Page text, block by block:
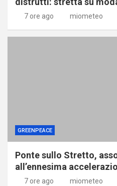
7 ore ago miometeo
GREENPEACE
Ponte sullo Stretto,
all’ennesima
7 ore ago miometeo